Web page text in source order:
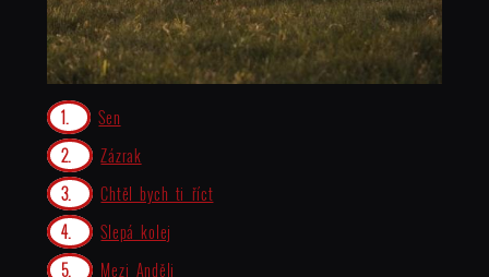
Sen
Zázrak
Chtěl bych ti říct
Slepá kolej
Mezi Anděli